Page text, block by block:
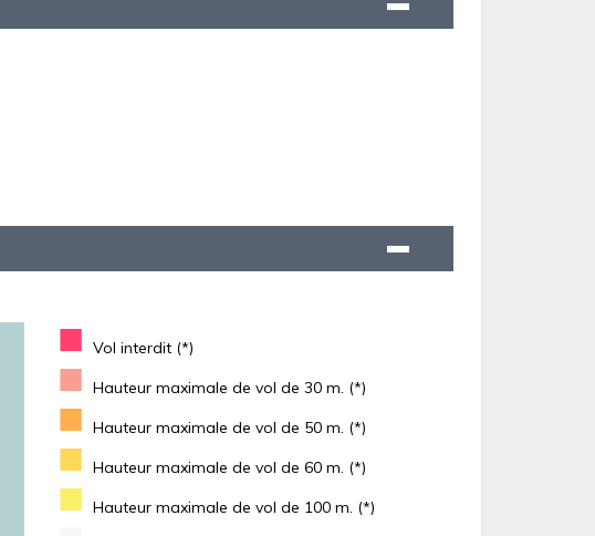
■ Vol interdit (*)
■ Hauteur maximale de vol de 30 m. (*)
■ Hauteur maximale de vol de 50 m. (*)
■ Hauteur maximale de vol de 60 m. (*)
■ Hauteur maximale de vol de 100 m. (*)